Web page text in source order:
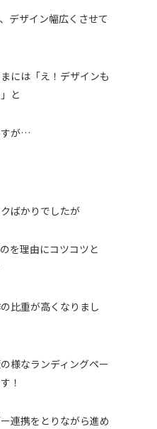
デザイン幅広くさせて
には「え！デザインも
と
すが…
ばかりでしたが
を理由にコツコツと
比重が高くなりまし
様なランディングペー
！
連携をとりながら進め